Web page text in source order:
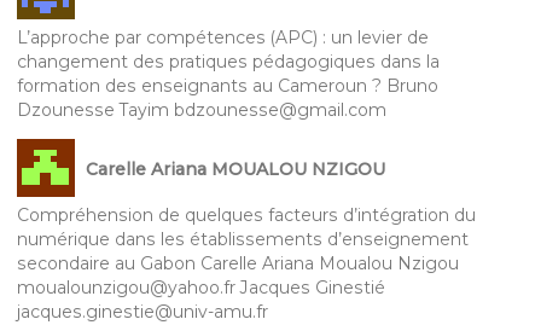
L’approche par compétences (APC) : un levier de
changement des pratiques pédagogiques dans la
formation des enseignants au Cameroun ? Bruno
Dzounesse Tayim bdzounesse@gmail.com
Carelle Ariana MOUALOU NZIGOU
Compréhension de quelques facteurs d’intégration du
numérique dans les établissements d’enseignement
secondaire au Gabon Carelle Ariana Moualou Nzigou
moualounzigou@yahoo.fr Jacques Ginestié
jacques.ginestie@univ-amu.fr